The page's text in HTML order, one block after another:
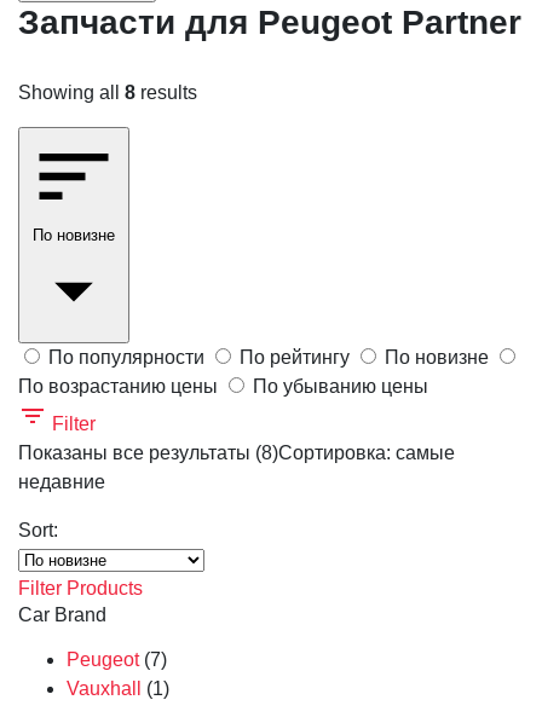
Запчасти для Peugeot Partner
Showing all 8 results
По новизне
По популярности По рейтингу
По новизне
По возрастанию цены
По убыванию цены
Filter
Показаны все результаты (8)Сортировка: самые
недавние
Sort:
Filter Products
Car Brand
Peugeot (7)
Vauxhall
(1)